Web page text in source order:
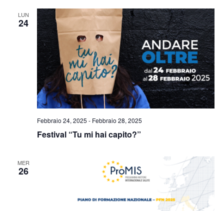
LUN
24
Festival “Tu mi hai capito?”
Febbraio 24, 2025 - Febbraio 28, 2025
MER
26